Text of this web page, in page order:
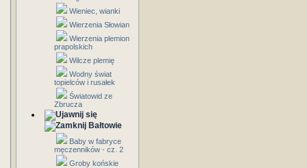
Wieniec, wianki
Wierzenia Słowian
Wierzenia plemion
prapolskich
Wilcze plemię
Wodny świat
topielców i rusałek
Światowid ze
Zbrucza
Bałtowie
Baby w fabryce
męczenników - cz. 2
Groby końskie